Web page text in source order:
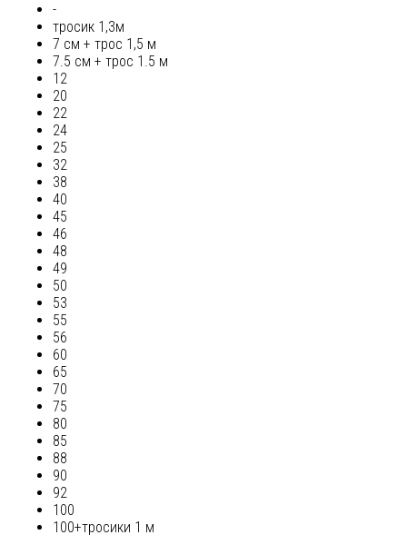
-
тросик 1,3м
7 см + трос 1,5 м
7.5 см + трос 1.5 м
12
20
22
24
25
32
38
40
45
46
48
49
50
53
55
56
60
65
70
75
80
85
88
90
92
100
100+тросики 1 м